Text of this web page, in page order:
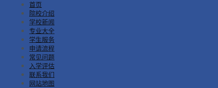
首页
院校介绍
学校新闻
专业大全
学生服务
申请流程
常见问题
入学评估
联系我们
网站地图